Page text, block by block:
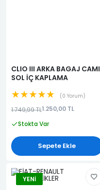
CLIO III ARKA BAGAJ CAMI
SOL İÇ KAPLAMA
★★★★★ 0 Yorum
1.749,99 TL1.250,00 TL
Stokta Var
Sepete Ekle
YENI